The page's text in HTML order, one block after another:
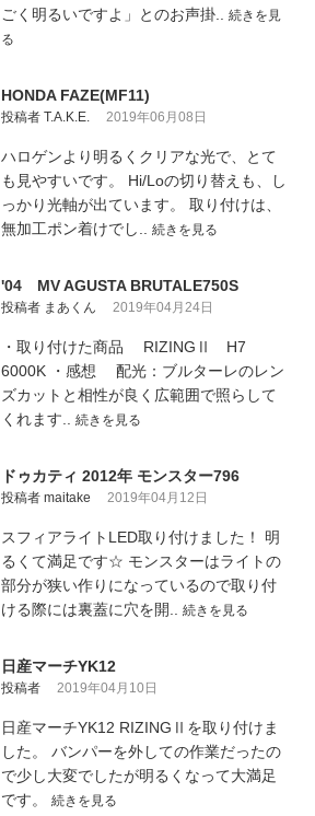
ごく明るいですよ」とのお声掛.. 続きを見
る
HONDA FAZE(MF11)
投稿者 T.A.K.E. 2019年06月08日
ハロゲンより明るくクリアな光で、とて
も見やすいです。 Hi/Loの切り替えも、し
っかり光軸が出ています。 取り付けは、
無加工ポン着けでし.. 続きを見る
'04 MV AGUSTA BRUTALE750S
投稿者 まあくん 2019年04月24日
・取り付けた商品 RIZINGⅡ H7
6000K ・感想 配光：ブルターレのレン
ズカットと相性が良く広範囲で照らして
くれます.. 続きを見る
ドゥカティ 2012年 モンスター796
投稿者 maitake 2019年04月12日
スフィアライトLED取り付けました！ 明
るくて満足です☆ モンスターはライトの
部分が狭い作りになっているので取り付
ける際には裏蓋に穴を開.. 続きを見る
日産マーチYK12
投稿者 2019年04月10日
日産マーチYK12 RIZINGⅡを取り付けま
した。 バンパーを外しての作業だったの
で少し大変でしたが明るくなって大満足
です。 続きを見る